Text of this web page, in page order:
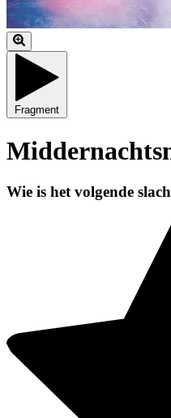
Fragment
Wie is het volgende